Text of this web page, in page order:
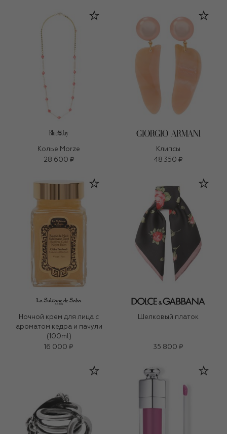
Колье Morze
28 600 ₽
Клипсы
48 350 ₽
Ночной крем для лица c
ароматом кедра и пачули
(100ml)
16 000 ₽
Шелковый платок
35 800 ₽